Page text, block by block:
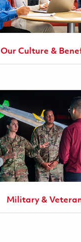
Our Culture &
Military &